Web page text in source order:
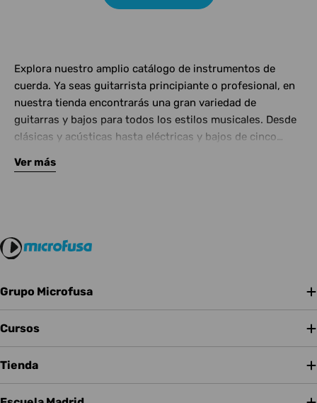
Explora nuestro amplio catálogo de instrumentos de
cuerda. Ya seas guitarrista principiante o profesional, en
nuestra tienda encontrarás una gran variedad de
guitarras y bajos para todos los estilos musicales. Desde
clásicas y acústicas hasta eléctricas y bajos de cinco
Complementa tu instrumento con amplificadores de
Ver más
Grupo Microfusa
Cursos
Tienda